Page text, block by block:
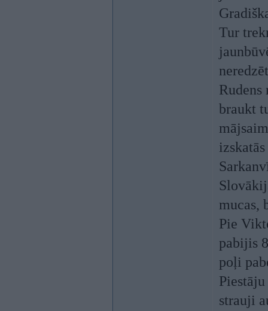
Tur
braukt
izskatās
mucas,
Pie
pabijis
poļi
strauji